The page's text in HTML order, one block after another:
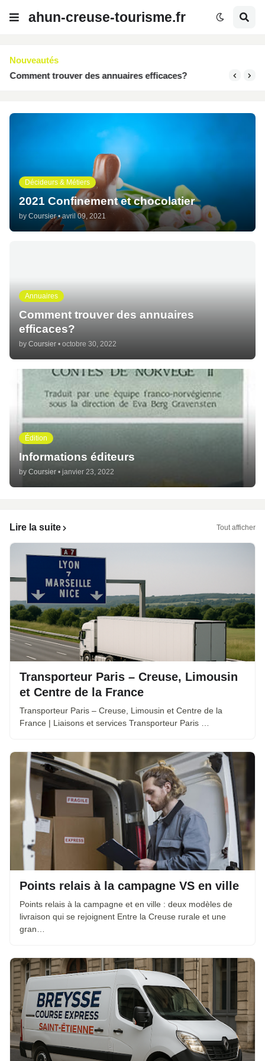
ahun-creuse-tourisme.fr
Nouveautés
Comment trouver des annuaires efficaces?
Décideurs & Métiers
2021 Confinement et chocolatier
by Coursier • avril 09, 2021
Annuaires
Comment trouver des annuaires
efficaces?
by Coursier • octobre 30, 2022
Édition
Informations éditeurs
by Coursier • janvier 23, 2022
Lire la suite Tout afficher
Transporteur Paris – Creuse, Limousin
et Centre de la France
Transporteur Paris – Creuse, Limousin et Centre de la
France | Liaisons et services Transporteur Paris …
Points relais à la campagne VS en ville
Points relais à la campagne et en ville : deux modèles de
livraison qui se rejoignent Entre la Creuse rurale et une
gran…